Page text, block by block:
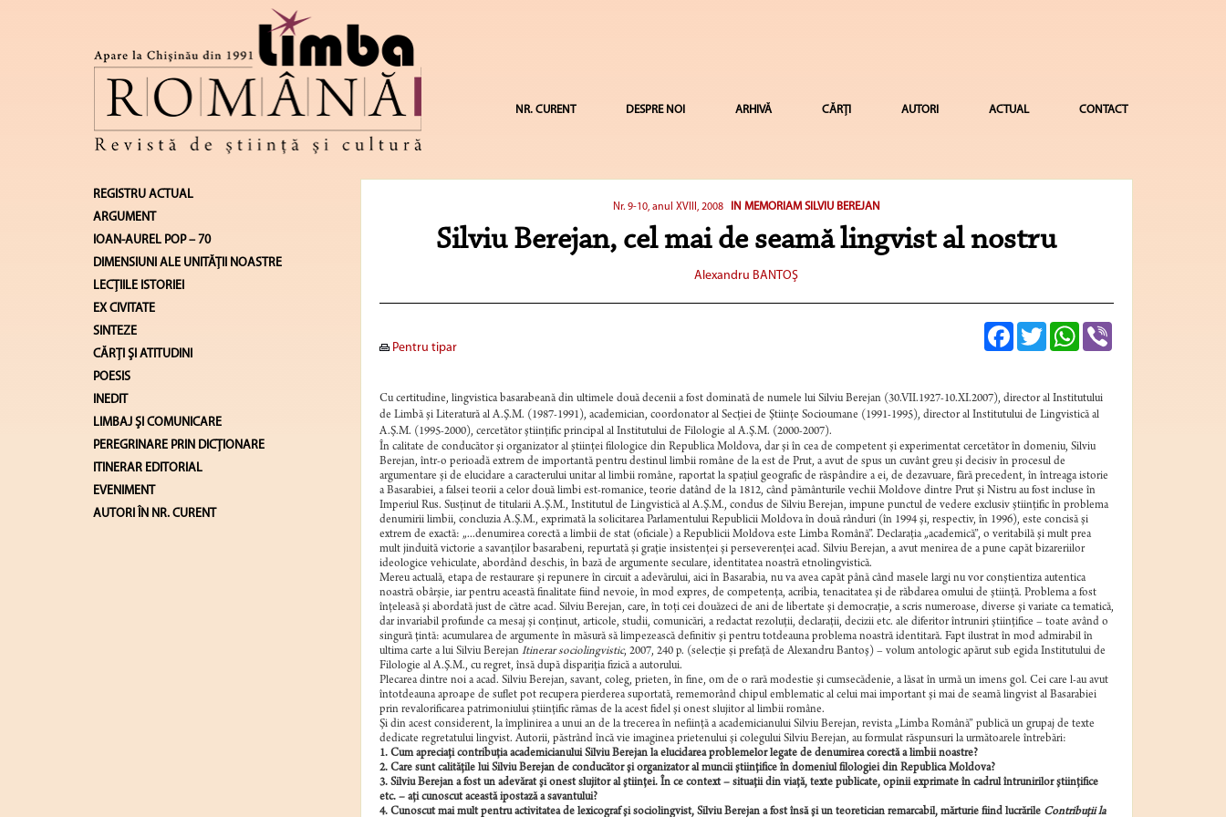
NR. CURENT DESPRE NOI ARHIVĂ CĂRȚI AUTORI ACTUAL CONTACT
REGISTRU ACTUAL
ARGUMENT
IOAN-AUREL POP – 70
DIMENSIUNI ALE UNITĂŢII NOASTRE
LECŢIILE ISTORIEI
EX CIVITATE
SINTEZE
CĂRŢI ŞI ATITUDINI
POESIS
INEDIT
LIMBAJ ŞI COMUNICARE
PEREGRINARE PRIN DICȚIONARE
ITINERAR EDITORIAL
EVENIMENT
AUTORI ÎN NR. CURENT
Nr. 9-10, anul XVIII, 2008 IN MEMORIAM SILVIU BEREJAN
Silviu Berejan, cel mai de seamă lingvist al nostru
Alexandru BANTOŞ
Pentru tipar
FacebookTwitterWhatsApp
Cu certitudine, lingvistica basarabeană din ultimele două decenii a fost dominată de numele lui Silviu Berejan (30.VII.1927-10.XI.2007), director al Institutului
de Limbă şi Literatură al A.Ş.M. (1987-1991), academician, coordonator al Secţiei de Ştiinţe Socioumane (1991-1995), director al Institutului de Lingvistică al
A.Ş.M. (1995-2000), cercetător ştiinţific principal al Institutului de Filologie al A.Ş.M. (2000-2007).
În calitate de conducător şi organizator al ştiinţei filologice din Republica Moldova, dar şi în cea de competent şi experimentat cercetător în domeniu, Silviu
Berejan, într-o perioadă extrem de importantă pentru destinul limbii române de la est de Prut, a avut de spus un cuvânt greu şi decisiv în procesul de
argumentare şi de elucidare a caracterului unitar al limbii române, raportat la spaţiul geografic de răspândire a ei, de dezavuare, fără precedent, în întreaga istorie
a Basarabiei, a falsei teorii a celor două limbi est-romanice, teorie datând de la 1812, când pământurile vechii Moldove dintre Prut şi Nistru au fost incluse în
Imperiul Rus. Susţinut de titularii A.Ş.M., Institutul de Lingvistică al A.Ş.M., condus de Silviu Berejan, impune punctul de vedere exclusiv ştiinţific în problema
denumirii limbii, concluzia A.Ş.M., exprimată la solicitarea Parlamentului Republicii Moldova în două rânduri (în 1994 şi, respectiv, în 1996), este concisă şi
extrem de exactă: „...denumirea corectă a limbii de stat (oficiale) a Republicii Moldova este Limba Română”. Declaraţia „academică”, o veritabilă şi mult prea
mult jinduită victorie a savanţilor basarabeni, repurtată şi graţie insistenţei şi perseverenţei acad. Silviu Berejan, a avut menirea de a pune capăt bizareriilor
ideologice vehiculate, abordând deschis, în bază de argumente seculare, identitatea noastră etnolingvistică.
Mereu actuală, etapa de restaurare şi repunere în circuit a adevărului, aici în Basarabia, nu va avea capăt până când masele largi nu vor conştientiza autentica
noastră obârşie, iar pentru această finalitate fiind nevoie, în mod expres, de competenţa, acribia, tenacitatea şi de răbdarea omului de ştiinţă. Problema a fost
înţeleasă şi abordată just de către acad. Silviu Berejan, care, în toţi cei douăzeci de ani de libertate şi democraţie, a scris numeroase, diverse şi variate ca tematică,
dar invariabil profunde ca mesaj şi conţinut, articole, studii, comunicări, a redactat rezoluţii, declaraţii, decizii etc. ale diferitor întruniri ştiinţifice – toate având o
singură ţintă: acumularea de argumente în măsură să limpezească definitiv şi pentru totdeauna problema noastră identitară. Fapt ilustrat în mod admirabil în
ultima carte a lui Silviu Berejan Itinerar sociolingvistic, 2007, 240 p. (selecţie şi prefaţă de Alexandru Bantoş) – volum antologic apărut sub egida Institutului de
Filologie al A.Ş.M., cu regret, însă după dispariţia fizică a autorului.
Plecarea dintre noi a acad. Silviu Berejan, savant, coleg, prieten, în fine, om de o rară modestie şi cumsecădenie, a lăsat în urmă un imens gol. Cei care l-au avut
întotdeauna aproape de suflet pot recupera pierderea suportată, rememorând chipul emblematic al celui mai important şi mai de seamă lingvist al Basarabiei
prin revalorificarea patrimoniului ştiinţific rămas de la acest fidel şi onest slujitor al limbii române.
Şi din acest considerent, la împlinirea a unui an de la trecerea în nefiinţă a academicianului Silviu Berejan, revista „Limba Română” publică un grupaj de texte
dedicate regretatului lingvist. Autorii, păstrând încă vie imaginea prietenului şi colegului Silviu Berejan, au formulat răspunsuri la următoarele întrebări:
1. Cum apreciaţi contribuţia academicianului Silviu Berejan la elucidarea problemelor legate de denumirea corectă a limbii noastre?
2. Care sunt calităţile lui Silviu Berejan de conducător şi organizator al muncii ştiinţifice în domeniul filologiei din Republica Moldova?
3. Silviu Berejan a fost un adevărat şi onest slujitor al ştiinţei. În ce context – situaţii din viaţă, texte publicate, opinii exprimate în cadrul întrunirilor ştiinţifice
etc. – aţi cunoscut această ipostază a savantului?
4. Cunoscut mai mult pentru activitatea de lexicograf şi sociolingvist, Silviu Berejan a fost însă şi un teoretician remarcabil, mărturie fiind lucrările Contribuţii la